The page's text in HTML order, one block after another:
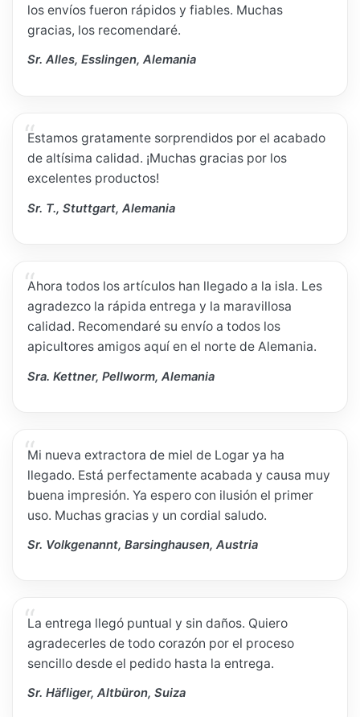
los envíos fueron rápidos y fiables. Muchas
gracias, los recomendaré.
Sr. Alles, Esslingen, Alemania
Estamos gratamente sorprendidos por el acabado
de altísima calidad. ¡Muchas gracias por los
excelentes productos!
Sr. T., Stuttgart, Alemania
Ahora todos los artículos han llegado a la isla. Les
agradezco la rápida entrega y la maravillosa
calidad. Recomendaré su envío a todos los
apicultores amigos aquí en el norte de Alemania.
Sra. Kettner, Pellworm, Alemania
Mi nueva extractora de miel de Logar ya ha
llegado. Está perfectamente acabada y causa muy
buena impresión. Ya espero con ilusión el primer
uso. Muchas gracias y un cordial saludo.
Sr. Volkgenannt, Barsinghausen, Austria
La entrega llegó puntual y sin daños. Quiero
agradecerles de todo corazón por el proceso
sencillo desde el pedido hasta la entrega.
Sr. Häfliger, Altbüron, Suiza